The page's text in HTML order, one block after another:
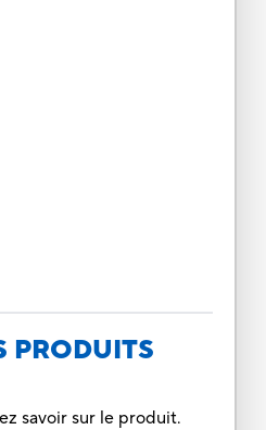
PRODUITS
savoir sur le produit.